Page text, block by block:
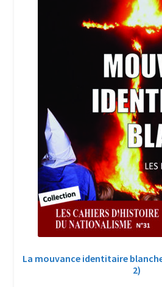
Politique de confidentialité et
Qui sommes-nous ?
Soutien à Philippe Randa
Suivi de la Commande
La mouvance identitaire
2)